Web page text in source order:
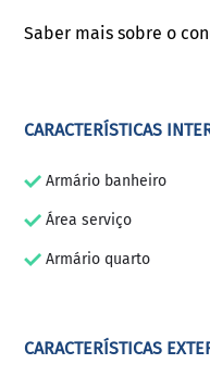
Saber mais sobre o
CARACTERÍSTICAS
Armário banheiro
Área serviço
Armário quarto
CARACTERÍSTICAS